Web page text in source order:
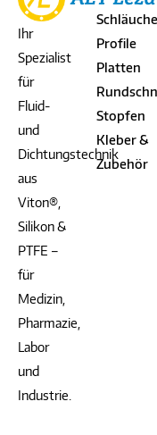
Ihr
Spezialist
für
Fluid-
und
Dichtungstechnik
aus
Viton®,
Silikon &
PTFE –
für
Medizin,
Pharmazie,
Labor
und
Industrie.
Schläuche
Profile
Platten
Stopfen
Kleber &
Zubehör